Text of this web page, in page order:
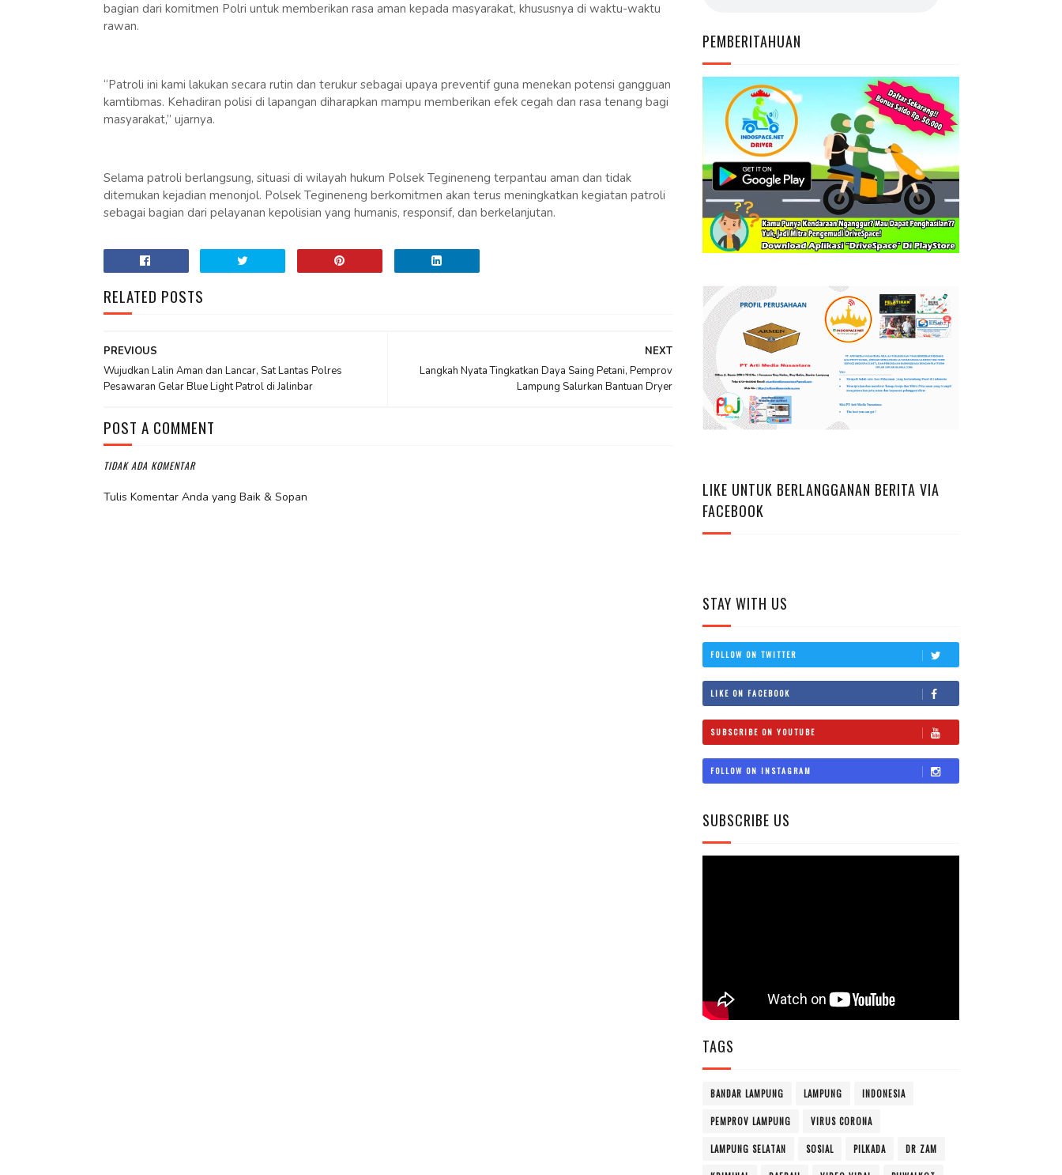
bagian dari komitmen Polri untuk memberikan rasa aman kepada masyarakat, khususnya di waktu-waktu
rawan.
“Patroli ini kami lakukan secara rutin dan terukur sebagai upaya preventif guna menekan potensi gangguan
kamtibmas. Kehadiran polisi di lapangan diharapkan mampu memberikan efek cegah dan rasa tenang bagi
masyarakat,” ujarnya.
Selama patroli berlangsung, situasi di wilayah hukum Polsek Tegineneng terpantau aman dan tidak
ditemukan kejadian menonjol. Polsek Tegineneng berkomitmen akan terus meningkatkan kegiatan patroli
sebagai bagian dari pelayanan kepolisian yang humanis, responsif, dan berkelanjutan.
RELATED POSTS
NEXT
Langkah Nyata Tingkatkan Daya Saing Petani, Pemprov
Lampung Salurkan Bantuan Dryer
PREVIOUS
Wujudkan Lalin Aman dan Lancar, Sat Lantas Polres
Pesawaran Gelar Blue Light Patrol di Jalinbar
POST A COMMENT
TIDAK ADA KOMENTAR
Tulis Komentar Anda yang Baik & Sopan
PEMBERITAHUAN
LIKE UNTUK BERLANGGANAN BERITA VIA
FACEBOOK
STAY WITH US
FOLLOW ON TWITTER
LIKE ON FACEBOOK
SUBSCRIBE ON YOUTUBE
FOLLOW ON INSTAGRAM
SUBSCRIBE US
TAGS
BANDAR LAMPUNG LAMPUNG INDONESIA
PEMPROV LAMPUNG VIRUS CORONA
LAMPUNG SELATAN SOSIAL PILKADA DR ZAM